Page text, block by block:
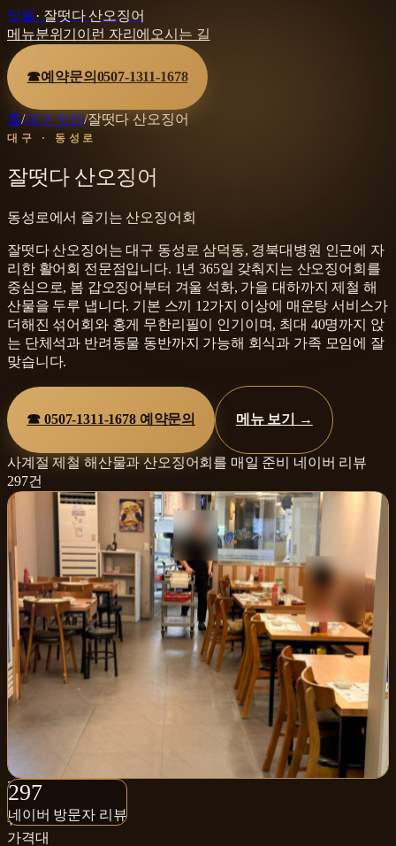
맛플· 잘떳다 산오징어
메뉴분위기 이런 자리에 오시는 길
☎예약문의 0507-1311-1678
홈/대구 맛집/잘떳다 산오징어
대구 · 동성로
잘떳다 산오징어
동성로에서 즐기는 산오징어회
잘떳다 산오징어는 대구 동성로 삼덕동, 경북대병원 인근에 자
리한 활어회 전문점입니다. 1년 365일 갖춰지는 산오징어회를
중심으로, 봄 갑오징어부터 겨울 석화, 가을 대하까지 제철 해
산물을 두루 냅니다. 기본 스끼 12가지 이상에 매운탕 서비스가
더해진 섞어회와 홍게 무한리필이 인기이며, 최대 40명까지 앉
는 단체석과 반려동물 동반까지 가능해 회식과 가족 모임에 잘
맞습니다.
☎0507-1311-1678예약문의 메뉴 보기 →
사계절 제철 해산물과 산오징어회를 매일 준비
네이버 리뷰
297건
297
네이버 방문자 리뷰
297+
네이버 방문자 리뷰
₩₩₩
가격대